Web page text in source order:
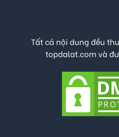
Tất cả nội dung đều
topdalat.com và